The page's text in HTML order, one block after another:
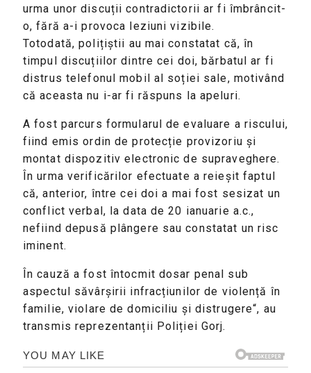
urma unor discuții contradictorii ar fi îmbrâncit-
o, fără a-i provoca leziuni vizibile.
Totodată, polițiștii au mai constatat că, în
timpul discuțiilor dintre cei doi, bărbatul ar fi
distrus telefonul mobil al soției sale, motivând
că aceasta nu i-ar fi răspuns la apeluri.
A fost parcurs formularul de evaluare a riscului,
fiind emis ordin de protecție provizoriu și
montat dispozitiv electronic de supraveghere.
În urma verificărilor efectuate a reieșit faptul
că, anterior, între cei doi a mai fost sesizat un
conflict verbal, la data de 20 ianuarie a.c.,
nefiind depusă plângere sau constatat un risc
iminent.
În cauză a fost întocmit dosar penal sub
aspectul săvârșirii infracțiunilor de violență în
familie, violare de domiciliu și distrugere“, au
transmis reprezentanții Poliției Gorj.